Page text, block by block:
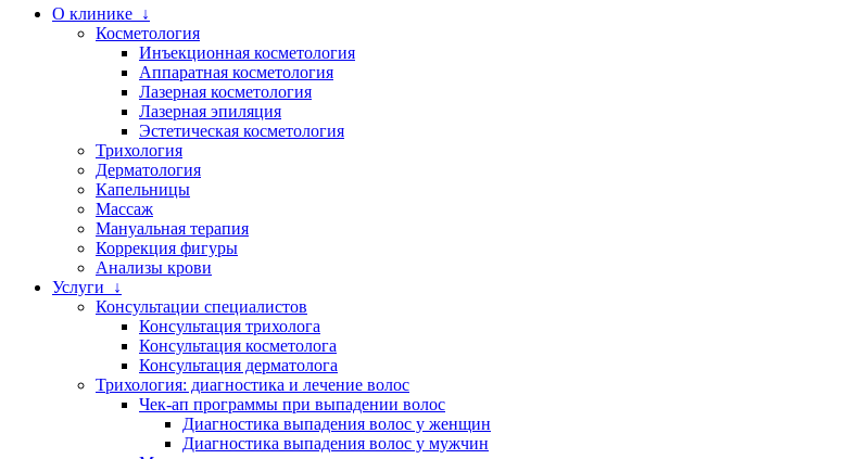
О клинике ↓
Косметология
Инъекционная косметология
Аппаратная косметология
Лазерная косметология
Лазерная эпиляция
Эстетическая косметология
Трихология
Дерматология
Капельницы
Массаж
Мануальная терапия
Коррекция фигуры
Анализы крови
Услуги ↓
Консультации специалистов
Консультация трихолога
Консультация косметолога
Консультация дерматолога
Трихология: диагностика и лечение волос
Чек-ап программы при выпадении волос
Диагностика выпадения волос у женщин
Диагностика выпадения волос у мужчин